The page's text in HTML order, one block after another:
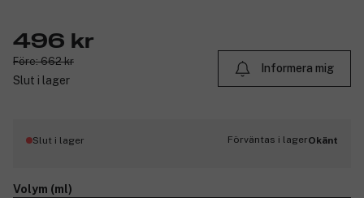
496 kr
Före: 662 kr
Slut i lager
Informera mig
Slut i lager Förväntas i lagerOkänt
Volym (ml)